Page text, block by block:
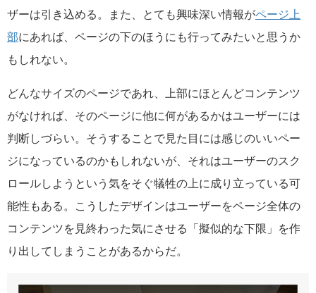
ザーは引き込める。また、とても興味深い情報がページ上
部にあれば、ページの下のほうにも行ってみたいと思うか
もしれない。
どんなサイズのページであれ、上部にほとんどコンテンツ
がなければ、そのページに他に何があるかはユーザーには
判断しづらい。そうすることで見た目には感じのいいペー
ジになっているのかもしれないが、それはユーザーのスク
ロールしようという気をそぐ犠牲の上に成り立っている可
能性もある。こうしたデザインはユーザーをページ全体の
コンテンツを見終わった気にさせる「擬似的な下限」を作
り出してしまうことがあるからだ。